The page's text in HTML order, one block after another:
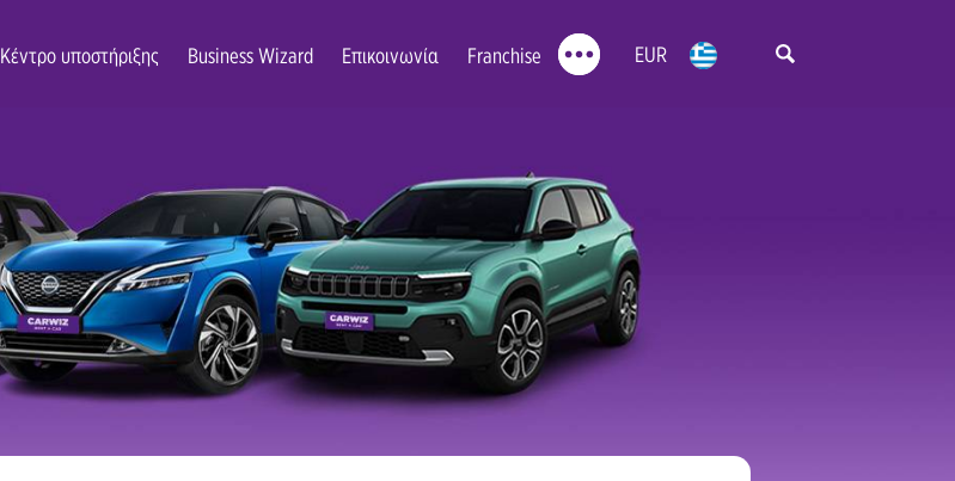
Κέντρο υποστήριξης Business Wizard Επικοινωνία Franchise EUR
TRAVEL AGAIN!